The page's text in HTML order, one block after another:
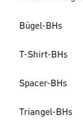
Bügel-BHs
T-Shirt-BHs
Spacer-BHs
Triangel-BHs